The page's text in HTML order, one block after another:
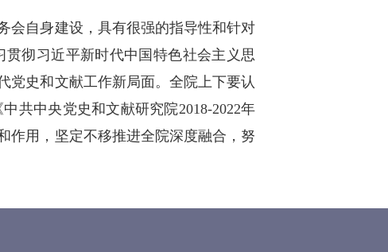
会自身建设，具有很强的指导性和针对
彻习近平新时代中国特色社会主义思
党史和文献工作新局面。全院上下要认
共中央党史和文献研究院2018-2022年
作用，坚定不移推进全院深度融合，努